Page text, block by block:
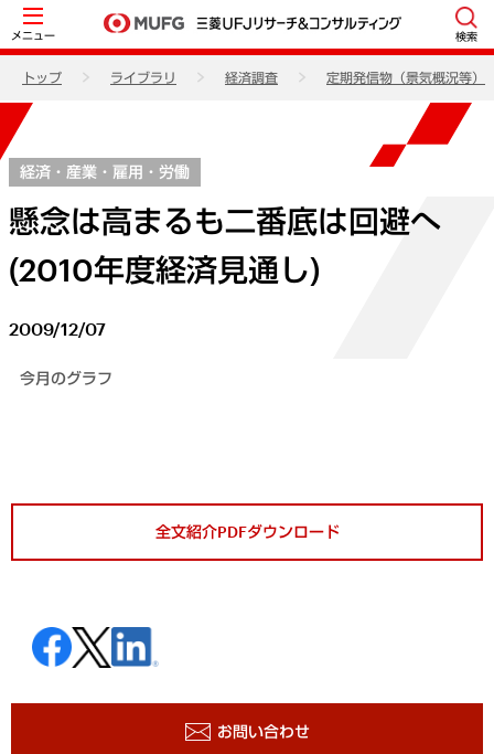
メニュー 検索
トップ ライブラリ 経済調査 定期発信物（景気概況等）
経済・産業・雇用・労働
懸念は高まるも二番底は回避へ
(2010年度経済見通し)
2009/12/07
今月のグラフ
全文紹介PDFダウンロード
お問い合わせ